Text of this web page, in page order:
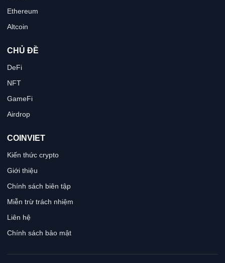
Ethereum
Altcoin
CHỦ ĐỀ
DeFi
NFT
GameFi
Airdrop
COINVIET
Kiến thức crypto
Giới thiệu
Chính sách biên tập
Miễn trừ trách nhiệm
Liên hệ
Chính sách bảo mật